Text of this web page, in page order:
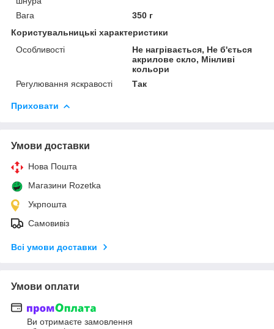
Вага
350 г
Користувальницькі характеристики
Особливості
Не нагрівається, Не б'ється
акрилове скло, Мінливі
кольори
Регулювання яскравості
Так
Приховати
Умови доставки
Нова Пошта
Магазини Rozetka
Укрпошта
Самовивіз
Всі умови доставки
Умови оплати
Ви отримаєте замовлення